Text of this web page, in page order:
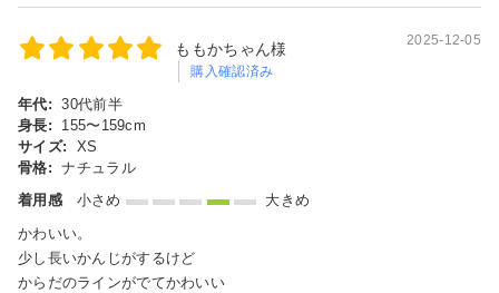
ももかちゃん様
購入確認済み
2025-12-05
年代: 30代前半
身長:
155〜159cm
サイズ:
XS
骨格: ナチュラル
着用感
小さめ
大きめ
かわいい。
少し長いかんじがするけど
からだのラインがでてかわいい